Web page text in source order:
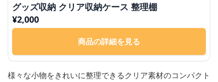
グッズ収納 クリア収納ケース 整理棚
¥2,000
商品の詳細を見る
様々な小物をきれいに整理できるクリア素材のコンパクト